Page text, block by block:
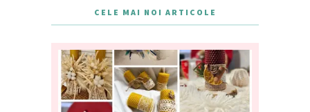
CELE MAI NOI ARTICOLE